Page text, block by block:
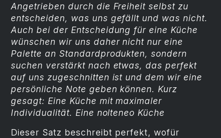
Angetrieben durch die Freiheit selbst zu
entscheiden, was uns gefällt und was nicht.
Auch bei der Entscheidung für eine Küche
wünschen wir uns daher nicht nur eine
Palette an Standardprodukten, sondern
suchen verstärkt nach etwas, das perfekt
auf uns zugeschnitten ist und dem wir eine
persönliche Note geben können. Kurz
gesagt: Eine Küche mit maximaler
Individualität. Eine nolteneo Küche
Dieser Satz beschreibt perfekt, wofür